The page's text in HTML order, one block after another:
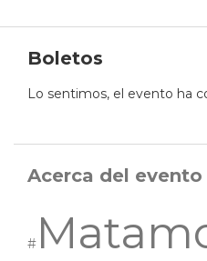
Boletos
Lo sentimos, el evento ha
Acerca del evento
#